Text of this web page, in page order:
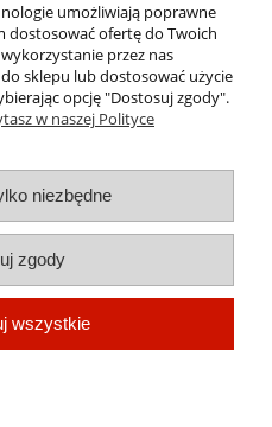
30-693 Kraków, woj.
| tel:790
| NIP: 6831945640
umożliwiają poprawne
dostosować ofertę do Twoich
przez nas
sklepu lub dostosować użycie
opcję "Dostosuj zgody".
w naszej Polityce
niezbędne
zgody
wszystkie